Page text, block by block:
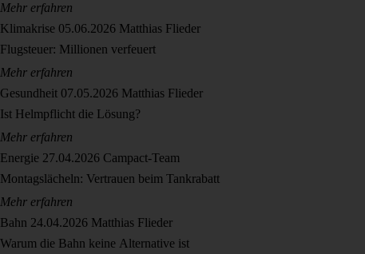
Mehr erfahren
Klimakrise 05.06.2026 Matthias Flieder
Flugsteuer: Millionen verfeuert
Mehr erfahren
Gesundheit 07.05.2026 Matthias Flieder
Ist Helmpflicht die Lösung?
Mehr erfahren
Energie 27.04.2026 Campact-Team
Montagslächeln: Vertrauen beim Tankrabatt
Mehr erfahren
Bahn 24.04.2026 Matthias Flieder
Warum die Bahn keine Alternative ist